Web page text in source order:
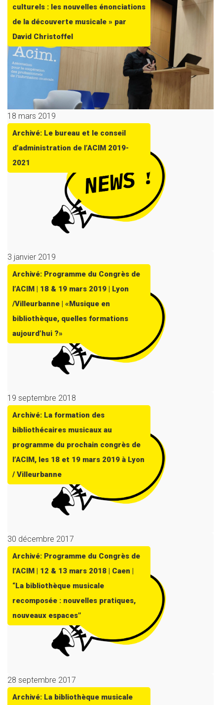
culturels : les nouvelles énonciations
de la découverte musicale » par
David Christoffel
18 mars 2019
Archivé: Le bureau et le conseil
d’administration de l’ACIM 2019-
2021
3 janvier 2019
Archivé: Programme du Congrès de
l’ACIM | 18 & 19 mars 2019 | Lyon
/Villeurbanne | «Musique en
bibliothèque, quelles formations
aujourd’hui ?»
19 septembre 2018
Archivé: La formation des
bibliothécaires musicaux au
programme du prochain congrès de
l’ACIM, les 18 et 19 mars 2019 à Lyon
/ Villeurbanne
30 décembre 2017
Archivé: Programme du Congrès de
l’ACIM | 12 & 13 mars 2018 | Caen |
“La bibliothèque musicale
recomposée : nouvelles pratiques,
nouveaux espaces”
28 septembre 2017
Archivé: La bibliothèque musicale